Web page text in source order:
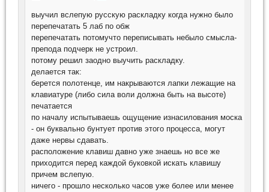
выучил вслепую русскую раскладку когда нужно было
перепечатать 5 лаб по обж
перепечатать потомучто переписывать небыло смысла-
препода подчерк не устроил.
потому решил заодно выучить раскладку.
делается так:
берется полотенце, им накрываются лапки лежащие на
клавиатуре (либо сила воли должна быть на высоте)
печатается
по началу испытываешь ощущение изнасилования моска
- он буквально бунтует против этого процесса, могут
даже нервы сдавать.
расположение клавиш давно уже знаешь но все же
приходится перед каждой буковкой искать клавишу
причем вслепую.
ничего - прошло несколько часов уже более или менее